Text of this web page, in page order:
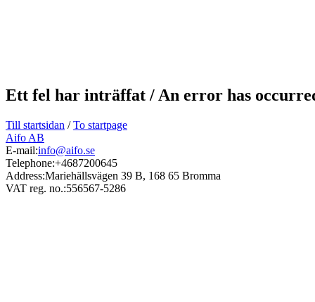
Ett fel har inträffat / An error has
Till startsidan /To startpage
Aifo AB
E-mail:info@aifo.se
Telephone:+4687200645
Address:Mariehällsvägen 39 B, 168 65 Bromma
VAT reg. no.:556567-5286